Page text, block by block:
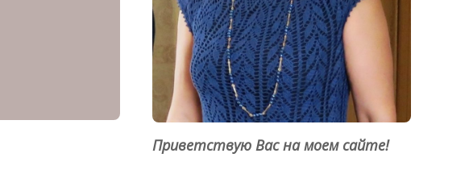
Приветствую Вас на моем сайте!